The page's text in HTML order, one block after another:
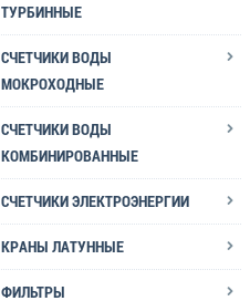
ТУРБИННЫЕ
СЧЕТЧИКИ ВОДЫ
МОКРОХОДНЫЕ
СЧЕТЧИКИ ВОДЫ
КОМБИНИРОВАННЫЕ
СЧЕТЧИКИ ЭЛЕКТРОЭНЕРГИИ
КРАНЫ ЛАТУННЫЕ
ФИЛЬТРЫ